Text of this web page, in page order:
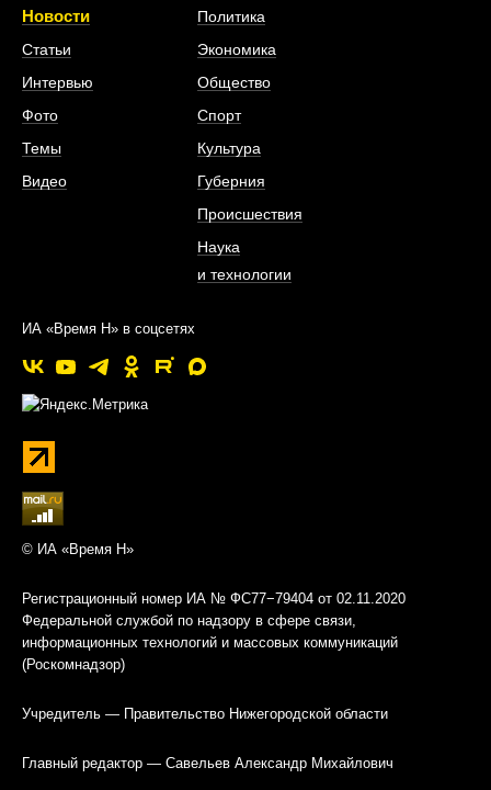
Новости
Статьи
Интервью
Фото
Темы
Видео
Политика
Экономика
Общество
Спорт
Культура
Губерния
Происшествия
Наука
и технологии
ИА «Время Н» в соцсетях
© ИА «Время Н»
Регистрационный номер ИА № ФС77−79404 от 02.11.2020
Федеральной службой по надзору в сфере связи,
информационных технологий и массовых коммуникаций
(Роскомнадзор)
Учредитель — Правительство Нижегородской области
Главный редактор — Савельев Александр Михайлович